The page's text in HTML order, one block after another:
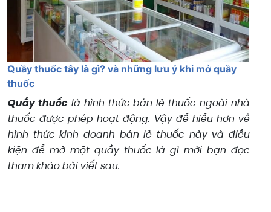
Quầy thuốc tây là gì? và những lưu ý khi mở quầy
thuốc
Quầy thuốclà hình thức bán lẻ thuốc ngoài nhà
thuốc được phép hoạt động. Vậy để hiểu hơn về
hình thức kinh doanh bán lẻ thuốc này và điều
kiện để mở một quầy thuốc là gì mời bạn đọc
tham khảo bài viết sau.